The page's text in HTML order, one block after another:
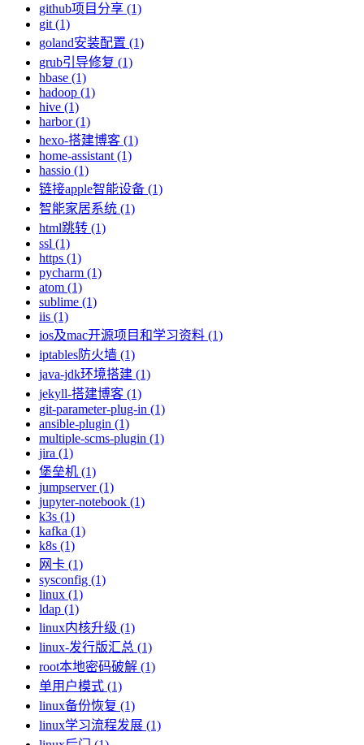
github项目分享 (1)
git (1)
goland安装配置 (1)
grub引导修复 (1)
hbase (1)
hadoop (1)
hive (1)
harbor (1)
hexo-搭建博客 (1)
home-assistant (1)
hassio (1)
链接apple智能设备 (1)
智能家居系统 (1)
html跳转 (1)
ssl (1)
https (1)
pycharm (1)
atom (1)
sublime (1)
iis (1)
ios及mac开源项目和学习资料 (1)
iptables防火墙 (1)
java-jdk环境搭建 (1)
jekyll-搭建博客 (1)
git-parameter-plug-in (1)
ansible-plugin (1)
multiple-scms-plugin (1)
jira (1)
堡垒机 (1)
jumpserver (1)
jupyter-notebook (1)
k3s (1)
kafka (1)
k8s (1)
网卡 (1)
sysconfig (1)
linux (1)
ldap (1)
linux内核升级 (1)
linux-发行版汇总 (1)
root本地密码破解 (1)
单用户模式 (1)
linux备份恢复 (1)
linux学习流程发展 (1)